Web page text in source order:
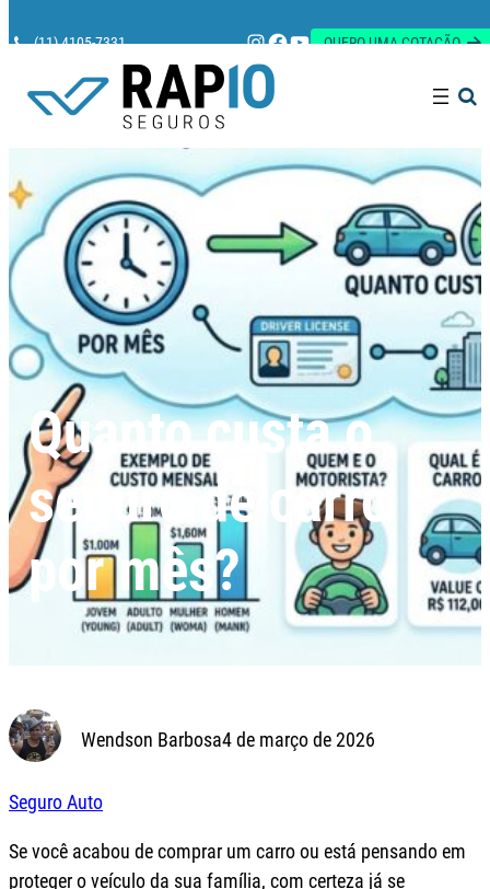
(11) 4105-7331 Instagram
Facebook
Youtube
QUERO UMA COTAÇÃO
Quanto custa o
seguro de carro
por mês?
Wendson Barbosa4 de março de 2026
Seguro Auto
Se você acabou de comprar um carro ou está pensando em
proteger o veículo da sua família, com certeza já se